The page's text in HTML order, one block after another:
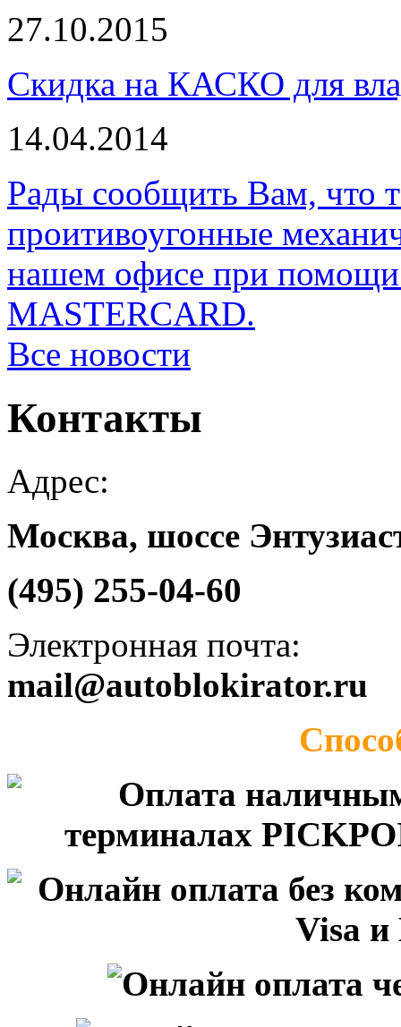
27.10.2015
Скидка на КАСКО для
14.04.2014
Рады сообщить Вам, что
проитивоугонные
нашем офисе при помощи
MASTERCARD.
Все новости
Контакты
Адрес:
Москва, шоссе
(495) 255-04-60
Электронная почта:
mail@autoblokirator.ru